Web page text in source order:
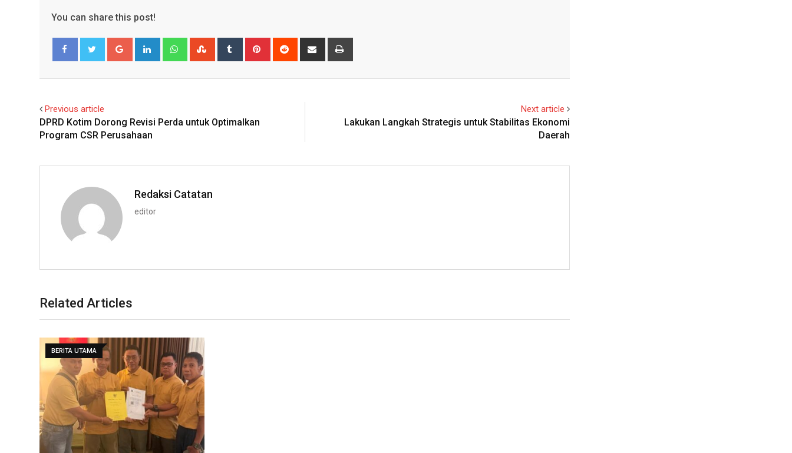
You can share this post!
Google+ LinkedIn WhatsappStumbleUpon
Tumblr Pinterest Reddit
Share
Previous article
DPRD Kotim Dorong Revisi Perda untuk Optimalkan
Program CSR Perusahaan
Next article
Lakukan Langkah Strategis untuk Stabilitas Ekonomi
Daerah
Redaksi Catatan
editor
Related Articles
BERITA UTAMA